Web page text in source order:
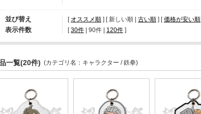
並び替え [ オススメ順 ] [ 新しい順 | 古い順 ] [価格が安い順
表示件数 [ 30件 90件 120件 ]
一覧(20件) (カテゴリ名：キャラクター / 鉄拳)